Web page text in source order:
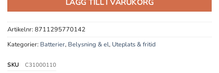
LÄGG TILL I VARUKORG
Artikelnr: 8711295770142
Kategorier: Batterier, Belysning & el, Uteplats & fritid
SKU C31000110